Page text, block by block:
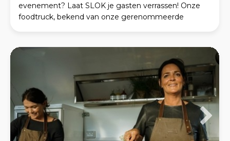
evenement? Laat SLOK je gasten verrassen! Onze
foodtruck, bekend van onze gerenommeerde